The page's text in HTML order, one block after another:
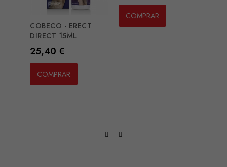
COBECO - ERECT
DIRECT 15ML
Preço
25,40 €
COMPRAR
COMPRAR